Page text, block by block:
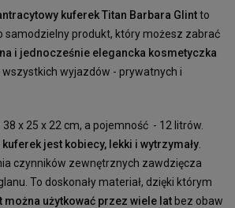
kuferek Titan Barbara Glintto
samodzielny produkt, który możesz zabrać
i jednocześnie elegancka kosmetyczka
wyjazdów - prywatnych i
x 25 x 22 cm, a pojemność - 12 litrów.
kuferek jest kobiecy, lekki i wytrzymały
czynników zewnętrznych zawdzięcza
To doskonały materiał, dzięki którym
można użytkować przez wiele lat bez obaw